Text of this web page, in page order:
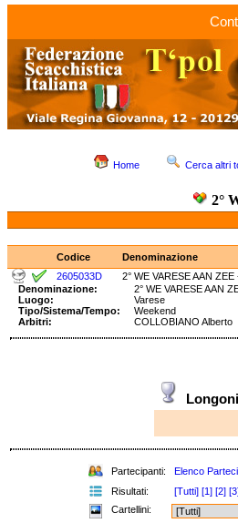
Home Cerca altri
2°
Codice
Denominazione
2605033D
2° WE VARESE AAN
Denominazione:
2° WE VARESE
Luogo:
Varese
Tipo/Sistema/Tempo:
Weekend
Arbitri:
COLLOBIANO
Partecipanti: Elenco
Risultati:
[Tutti] [1] [2]
Cartellini: